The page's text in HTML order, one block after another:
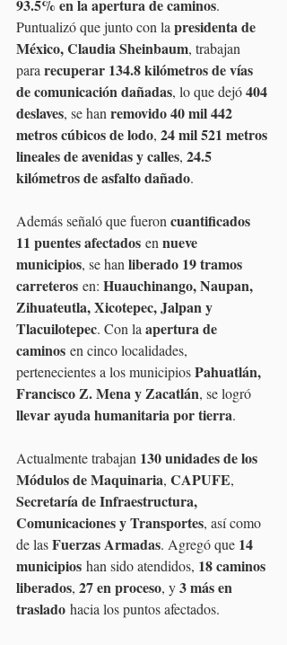
93.5% en la apertura de caminos.
Puntualizó que junto con la presidenta de
México, Claudia Sheinbaum, trabajan
para recuperar 134.8 kilómetros de vías
de comunicación dañadas, lo que dejó 404
deslaves, se han removido 40 mil 442
metros cúbicos de lodo, 24 mil 521 metros
lineales de avenidas y calles, 24.5
kilómetros de asfalto dañado.
Además señaló que fueron cuantificados
11 puentes afectados en nueve
municipios, se han liberado 19 tramos
carreteros en: Huauchinango, Naupan,
Zihuateutla, Xicotepec, Jalpan y
Tlacuilotepec. Con la apertura de
caminos en cinco localidades,
pertenecientes a los municipios Pahuatlán,
Francisco Z. Mena y Zacatlán, se logró
llevar ayuda humanitaria por tierra.
Actualmente trabajan 130 unidades de los
Módulos de Maquinaria, CAPUFE,
Secretaría de Infraestructura,
Comunicaciones y Transportes, así como
de las Fuerzas Armadas. Agregó que 14
municipios han sido atendidos, 18 caminos
liberados, 27 en proceso, y 3 más en
traslado hacia los puntos afectados.